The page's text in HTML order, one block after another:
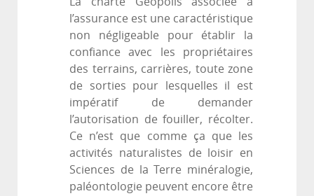
l’assurance est une caractéristique
non négligeable pour établir la
confiance avec les propriétaires
des terrains, carrières, toute zone
de sorties pour lesquelles il est
impératif de demander
l’autorisation de fouiller, récolter.
Ce n’est que comme ça que les
activités naturalistes de loisir en
Sciences de la Terre minéralogie,
paléontologie peuvent encore être